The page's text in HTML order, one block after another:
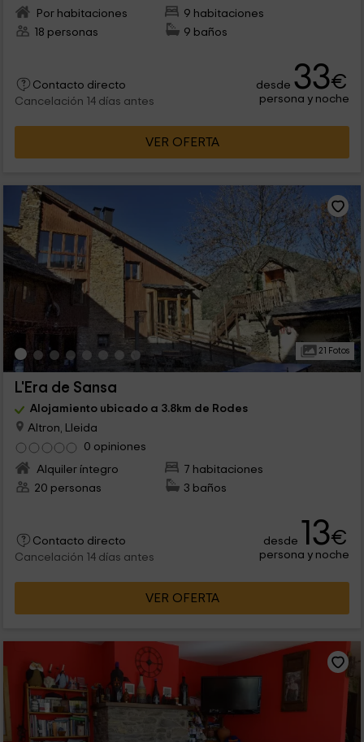
Por habitaciones
9 habitaciones
18 personas
9 baños
Contacto directo
Cancelación 14 días antes
desde 33€
persona y noche
VER OFERTA
21 Fotos
L'Era de Sansa
Alojamiento ubicado a 3.8km de Rodes
Altron, Lleida
0 opiniones
Alquiler íntegro
7 habitaciones
20 personas
3 baños
Contacto directo
Cancelación 14 días antes
desde 13€
persona y noche
VER OFERTA